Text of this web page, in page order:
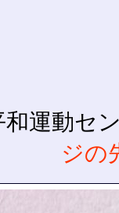
和運動セ
ジの